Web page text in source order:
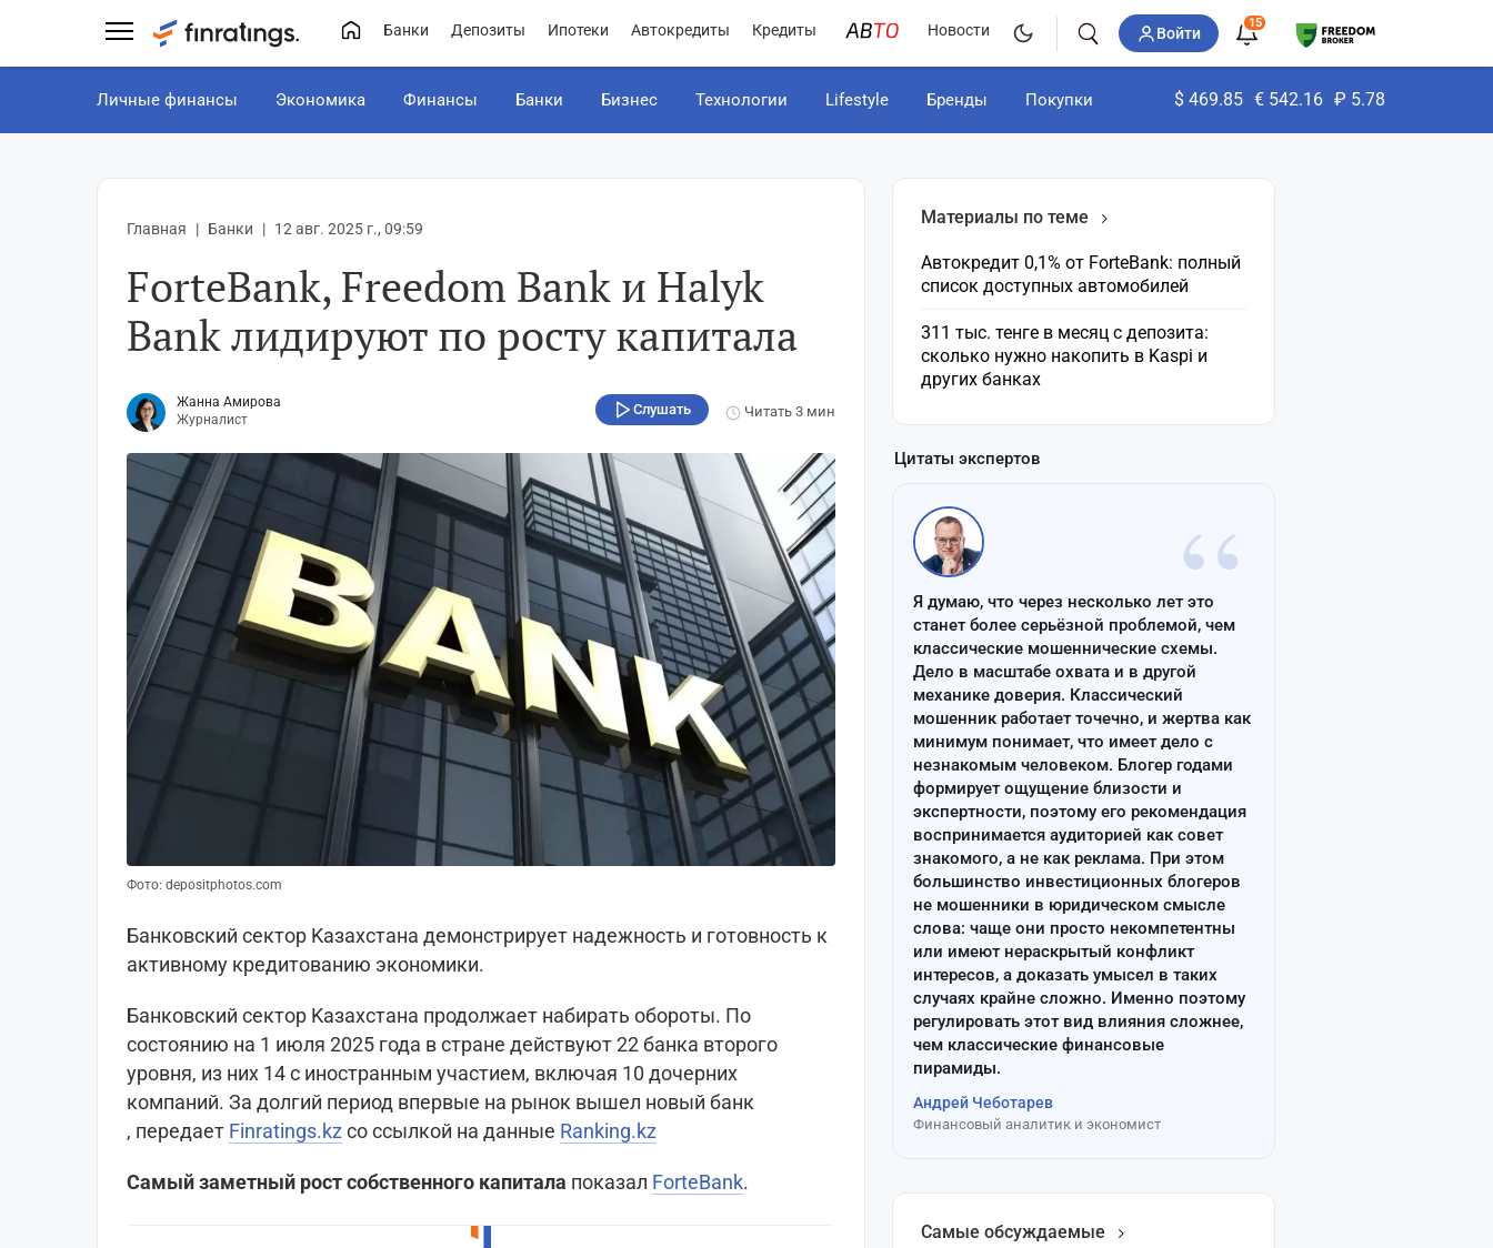
Банки Депозиты Ипотеки Автокредиты Кредиты Новости Войти
15
Личные финансы Экономика Финансы Банки Бизнес Технологии Lifestyle Бренды Покупки $ 469.85 € 542.16 ₽ 5.78
Главная Банки 12 авг. 2025 г., 09:59
ForteBank, Freedom Bank и Halyk
Bank лидируют по росту капитала
Жанна Амирова
Журналист
Слушать Читать3 мин
Фото: depositphotos.com
Банковский сектор Kaзахстана демонстрирует надежность и готовность к
активному кредитованию экономики.
Банковский сектор Kaзахстана продолжает набирать обороты. По
состоянию на 1 июля 2025 года в стране действуют 22 банка второго
уровня, из них 14 с иностранным участием, включая 10 дочерних
компаний. За долгий период впервые на рынок вышел новый банк
, передает Finratings.kz со ссылкой на данные Ranking.kz
Самый заметный рост собственного капитала показал ForteBank.
Материалы по теме
Автокредит 0,1% от ForteBank: полный
список доступных автомобилей
311 тыс. тенге в месяц с депозита:
сколько нужно накопить в Kaspi и
других банках
Цитаты экспертов
“
Я думаю, что через несколько лет это
станет более серьёзной проблемой, чем
классические мошеннические схемы.
Дело в масштабе охвата и в другой
механике доверия. Классический
мошенник работает точечно, и жертва как
минимум понимает, что имеет дело с
незнакомым человеком. Блогер годами
формирует ощущение близости и
экспертности, поэтому его рекомендация
воспринимается аудиторией как совет
знакомого, а не как реклама. При этом
большинство инвестиционных блогеров
не мошенники в юридическом смысле
слова: чаще они просто некомпетентны
или имеют нераскрытый конфликт
интересов, а доказать умысел в таких
случаях крайне сложно. Именно поэтому
регулировать этот вид влияния сложнее,
чем классические финансовые
пирамиды.
Андрей Чеботарев
Финансовый аналитик и экономист
Самые обсуждаемые